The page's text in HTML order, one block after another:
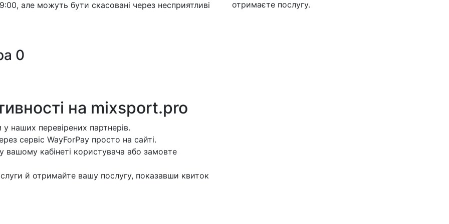
але можуть бути скасовані через несприятливі
0
на mixsport.pro
наших перевірених партнерів.
сервіс WayForPay просто на сайті.
кабінеті користувача або замовте
й отримайте вашу послугу, показавши квиток
отримаєте послугу.